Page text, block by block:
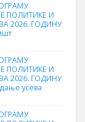
ПОЛИТИКЕ И
2026. ГОДИНУ
ПОЛИТИКЕ И
2026. ГОДИНУ
усева